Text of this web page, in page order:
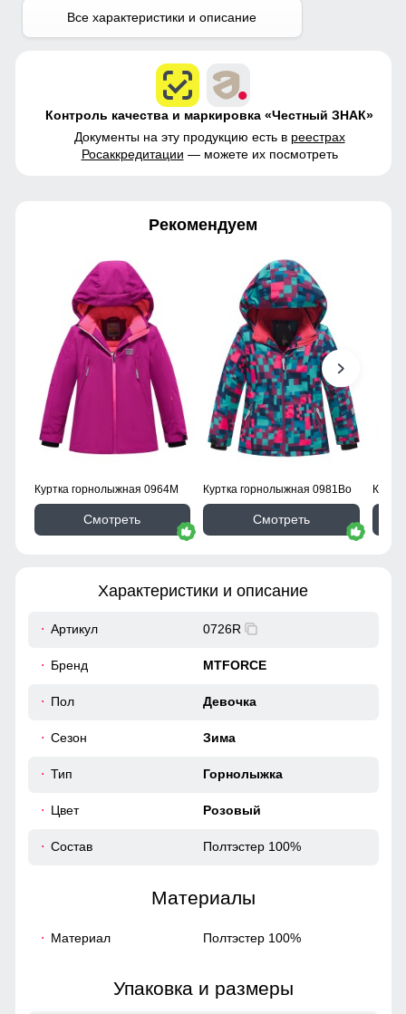
Все характеристики и описание
Контроль качества и маркировка «Честный ЗНАК»
Документы на эту продукцию есть в реестрах
Росаккредитации — можете их посмотреть
Рекомендуем
Куртка горнолыжная 0964M
Смотреть
Куртка горнолыжная 0981Bo
Смотреть
Характеристики и описание
Артикул 0726R
Бренд MTFORCE
Пол Девочка
Сезон Зима
Тип Горнолыжка
Цвет Розовый
Состав Полтэстер 100%
Материалы
Материал Полтэстер 100%
Упаковка и размеры